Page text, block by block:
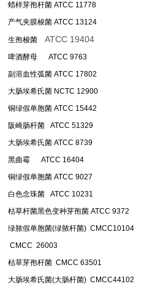
蜡样芽孢杆菌 ATCC 11778
产气夹膜梭菌 ATCC 13124
生孢梭菌ATCC 19404
啤酒酵母 ATCC 9763
副溶血性弧菌 ATCC 17802
大肠埃希氏菌 NCTC 12900
铜绿假单胞菌 ATCC 15442
阪崎肠杆菌 ATCC 51329
大肠埃希氏菌 ATCC 8739
黑曲霉 ATCC 16404
铜绿假单胞菌 ATCC 9027
白色念珠菌 ATCC 10231
枯草杆菌黑色变种芽孢菌 ATCC 9372
绿脓假单胞菌(绿脓杆菌) CMCC10104
CMCC 26003
枯草芽孢杆菌 CMCC 63501
大肠埃希氏菌(大肠杆菌) CMCC44102